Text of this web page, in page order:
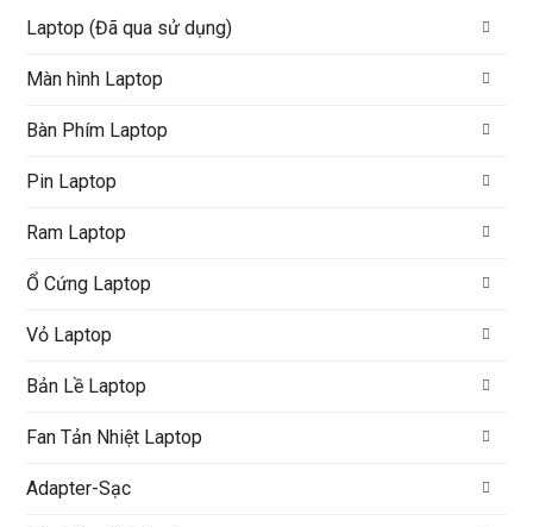
Laptop (Đã qua sử dụng)
Màn hình Laptop
Bàn Phím Laptop
Pin Laptop
Ram Laptop
Ổ Cứng Laptop
Vỏ Laptop
Bản Lề Laptop
Fan Tản Nhiệt Laptop
Adapter-Sạc